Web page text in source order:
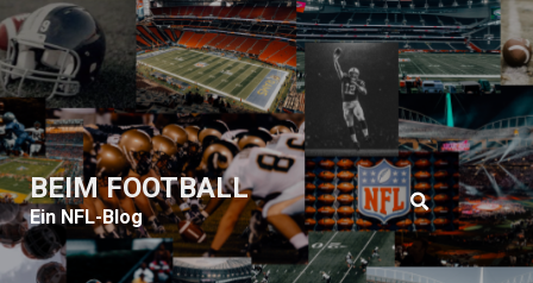
BEIM FOOTBALL
Ein NFL-Blog